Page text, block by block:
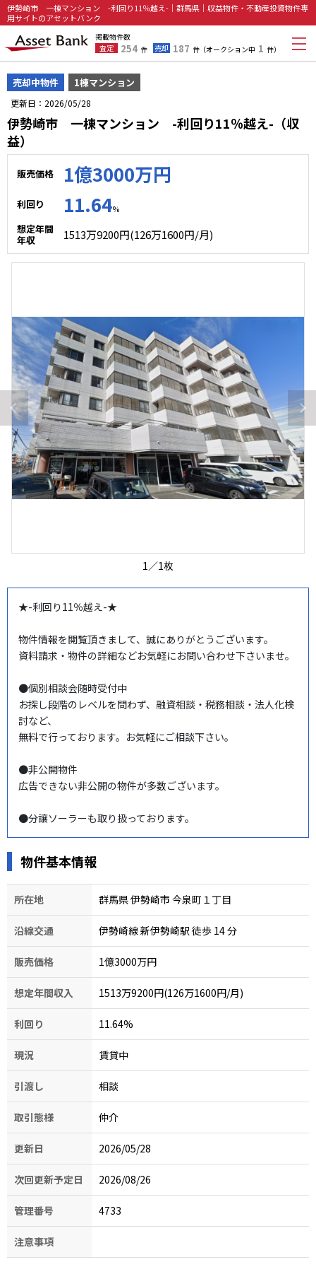
伊勢崎市 一棟マンション -利回り11％越え-｜群馬県｜収益物件・不動産投資物件専
用サイトのアセットバンク
掲載物件数
査定
254 件 売却 187 件（オークション中 1 件）
売却中物件 1棟マンション
更新日：2026/05/28
伊勢崎市 一棟マンション -利回り11％越え-（収
益）
販売価格 1億3000万円
利回り 11.64%
想定年間
年収
1513万9200円(126万1600円/月)
1／1枚
★-利回り11％越え-★
物件情報を閲覧頂きまして、誠にありがとうございます。
資料請求・物件の詳細などお気軽にお問い合わせ下さいませ。
●個別相談会随時受付中
お探し段階のレベルを問わず、融資相談・税務相談・法人化検
討など、
無料で行っております。お気軽にご相談下さい。
●非公開物件
広告できない非公開の物件が多数ございます。
●分譲ソーラーも取り扱っております。
物件基本情報
所在地 群馬県 伊勢崎市 今泉町１丁目
沿線交通 伊勢崎線 新伊勢崎駅 徒歩 14分
販売価格 1億3000万円
想定年間収入 1513万9200円(126万1600円/月)
利回り 11.64%
現況 賃貸中
引渡し 相談
取引態様 仲介
更新日 2026/05/28
次回更新予定日 2026/08/26
管理番号 4733
注意事項